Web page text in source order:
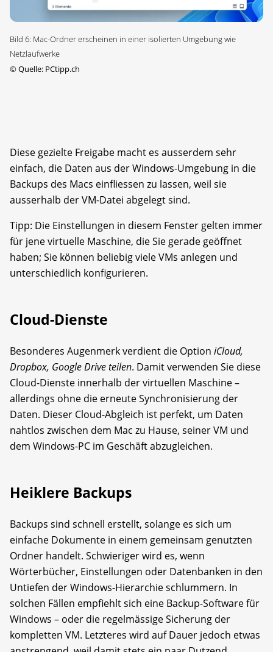
Bild 6: Mac-Ordner erscheinen in einer isolierten Umgebung wie
Netzlaufwerke
©Quelle: PCtipp.ch
Diese gezielte Freigabe macht es ausserdem sehr
einfach, die Daten aus der Windows-Umgebung in die
Backups des Macs einfliessen zu lassen, weil sie
ausserhalb der VM-Datei abgelegt sind.
Tipp: Die Einstellungen in diesem Fenster gelten immer
für jene virtuelle Maschine, die Sie gerade geöffnet
haben; Sie können beliebig viele VMs anlegen und
unterschiedlich konfigurieren.
Cloud-Dienste
Besonderes Augenmerk verdient die Option iCloud,
Dropbox, Google Drive teilen. Damit verwenden Sie diese
Cloud-Dienste innerhalb der virtuellen Maschine –
allerdings ohne die erneute Synchronisierung der
Daten. Dieser Cloud-Abgleich ist perfekt, um Daten
nahtlos zwischen dem Mac zu Hause, seiner VM und
dem Windows-PC im Geschäft abzugleichen.
Heiklere Backups
Backups sind schnell erstellt, solange es sich um
einfache Dokumente in einem gemeinsam genutzten
Ordner handelt. Schwieriger wird es, wenn
Wörterbücher, Einstellungen oder Datenbanken in den
Untiefen der Windows-Hierarchie schlummern. In
solchen Fällen empfiehlt sich eine Backup-Software für
Windows – oder die regelmässige Sicherung der
kompletten VM. Letzteres wird auf Dauer jedoch etwas